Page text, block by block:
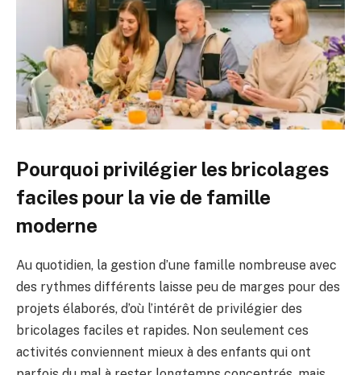
Pourquoi privilégier les bricolages
faciles pour la vie de famille
moderne
Au quotidien, la gestion d’une famille nombreuse avec
des rythmes différents laisse peu de marges pour des
projets élaborés, d’où l’intérêt de privilégier des
bricolages faciles et rapides. Non seulement ces
activités conviennent mieux à des enfants qui ont